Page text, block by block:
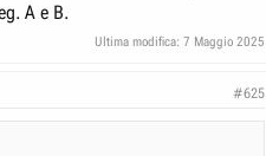
A e B.
Ultima modifica: 7 Maggio 2025
#625